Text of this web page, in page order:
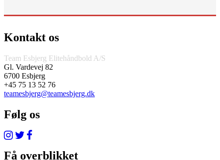
Kontakt os
Team Esbjerg Elitehåndbold A/S
Gl. Vardevej 82
6700 Esbjerg
+45 75 13 52 76
teamesbjerg@teamesbjerg.dk
Følg os
Få overblikket